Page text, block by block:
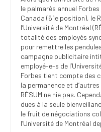
le palmarès annuel
Canada (61e position), le
l’Université de Montréal
totalité des employés
pour remettre les
campagne publicitaire
employé-e-s de
Forbes tient compte des
la permanence et
RÉSUM ne nie pas.
dues à la seule
le fruit de négociations
l’Université de Montréal